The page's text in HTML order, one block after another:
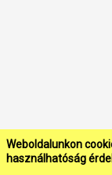
Weboldalunkon
használhatóság